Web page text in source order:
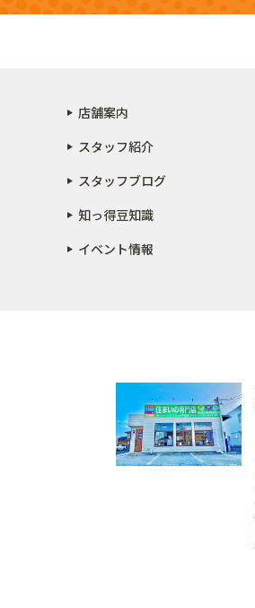
店舗案内
スタッフ紹介
スタッフブログ
知っ得豆知識
イベント情報